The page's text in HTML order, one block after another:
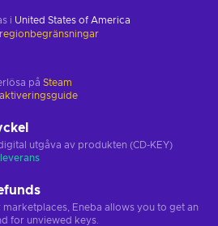
i United States of America
regionbegränsningar
på Steam
aktiveringsguide
utgåva av produkten (CD-KEY)
marketplaces, Eneba allows you to get an
for unviewed keys.